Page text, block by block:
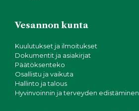
Vesannon kunta
Kuulutukset ja ilmoitukset
Dokumentit ja asiakirjat
Päätöksenteko
Osallistu ja vaikuta
Hallinto ja talous
Hyvinvoinnin ja terveyden edistäminen